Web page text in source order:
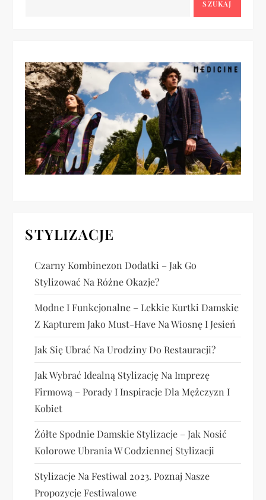
a
w
p
s
SZUKAJ
STYLIZACJE
Czarny Kombinezon Dodatki – Jak Go
Stylizować Na Różne Okazje?
Modne I Funkcjonalne – Lekkie Kurtki Damskie
Z Kapturem Jako Must-Have Na Wiosnę I Jesień
Jak Się Ubrać Na Urodziny Do Restauracji?
Jak Wybrać Idealną Stylizację Na Imprezę
Firmową – Porady I Inspiracje Dla Mężczyzn I
Kobiet
Żółte Spodnie Damskie Stylizacje – Jak Nosić
Kolorowe Ubrania W Codziennej Stylizacji
Stylizacje Na Festiwal 2023. Poznaj Nasze
Propozycje Festiwalowe